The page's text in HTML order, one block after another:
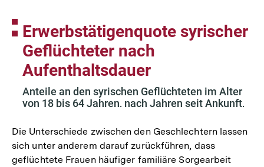
Die Unterschiede zwischen den Geschlechtern lassen
sich unter anderem darauf zurückführen, dass
geflüchtete Frauen häufiger familiäre Sorgearbeit